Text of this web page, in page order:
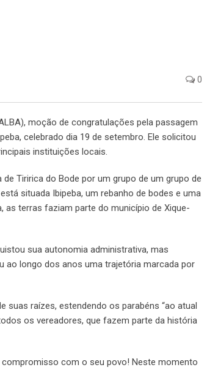
0
moção de congratulações pela passagem
celebrado dia 19 de setembro. Ele solicitou
instituições locais.
Tiririca do Bode por um grupo de um grupo de
situada Ibipeba, um rebanho de bodes e uma
as terras faziam parte do município de Xique-
sua autonomia administrativa, mas
ao longo dos anos uma trajetória marcada por
suas raízes, estendendo os parabéns “ao atual
os vereadores, que fazem parte da história
compromisso com o seu povo! Neste momento